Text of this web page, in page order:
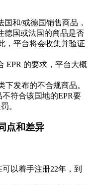
国和/或德国销售商品，
德国或法国的商品是否
，平台将会收集并验证
EPR 的要求，平台大概
下发布的不合规商品。
符合该国地的EPR要
。
点和差异
以着手注册22年，到